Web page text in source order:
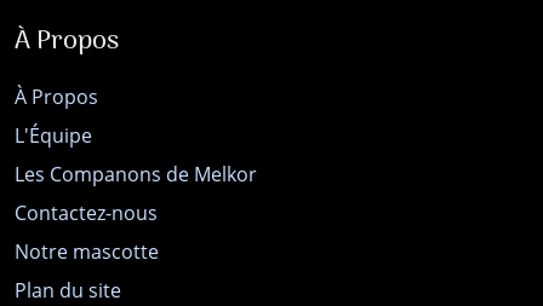
À Propos
À Propos
L'Équipe
Les Companons de Melkor
Contactez-nous
Notre mascotte
Plan du site